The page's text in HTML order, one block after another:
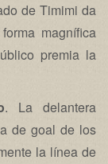
de Timimi da
magnífica
premia la
. La delantera
de goal de los
la línea de